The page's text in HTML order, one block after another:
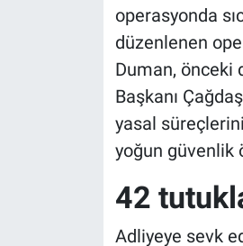
operasyonda
düzenlenen
Duman, önceki
Başkanı
yasal
yoğun güvenlik
42
Adliyeye sevk